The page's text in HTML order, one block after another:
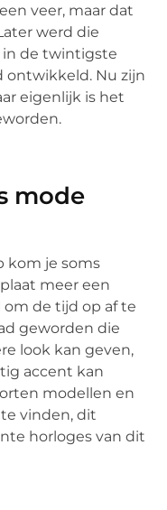
veer, maar dat
werd die
de twintigste
ontwikkeld. Nu zijn
eigenlijk is het
mode
kom je soms
meer een
de tijd op af te
geworden die
look kan geven,
accent kan
modellen en
vinden, dit
horloges van dit